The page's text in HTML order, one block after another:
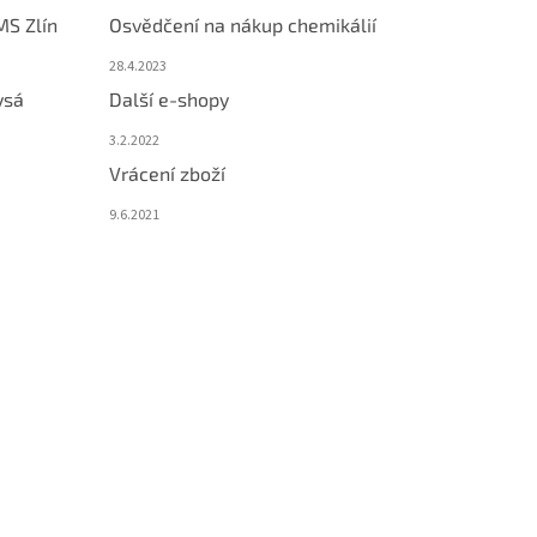
Zlín Osvědčení na nákup chemikálií
28.4.2023
Další e-shopy
3.2.2022
Vrácení zboží
9.6.2021